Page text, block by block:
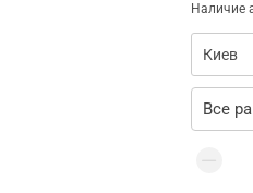
Наличие